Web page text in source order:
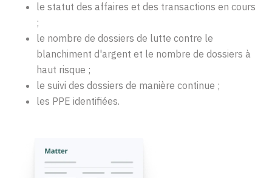
le statut des affaires et des transactions en cours
;
le nombre de dossiers de lutte contre le
blanchiment d'argent et le nombre de dossiers à
haut risque ;
le suivi des dossiers de manière continue ;
les PPE identifiées.